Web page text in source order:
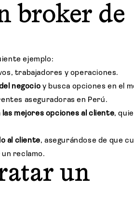
broker de
ejemplo:
trabajadores y operaciones.
negocio y busca opciones en el
aseguradoras en Perú.
mejores opciones al cliente,
al cliente, asegurándose de que
reclamo.
un